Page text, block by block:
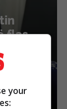
flas
i
your